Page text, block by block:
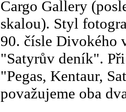
Cargo Gallery
skalou). Styl
90. čísle Divokého
"Satyrův deník".
"Pegas, Kentaur,
považujeme oba